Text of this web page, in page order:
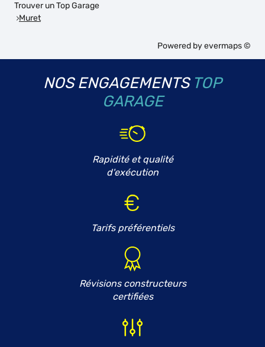
Trouver un Top Garage
Muret
Powered byevermaps ©
NOS ENGAGEMENTS TOP
GARAGE
Rapidité et qualité
d'exécution
Tarifs préférentiels
Révisions constructeurs
certifiées